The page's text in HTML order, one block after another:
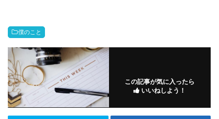
僕のこと
この記事が気に入ったら
いいねしよう！